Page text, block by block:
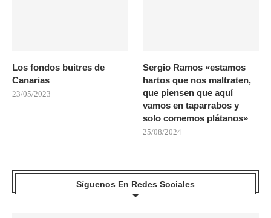
Los fondos buitres de
Canarias
23/05/2023
Sergio Ramos «estamos
hartos que nos maltraten,
que piensen que aquí
vamos en taparrabos y
solo comemos plátanos»
25/08/2024
Síguenos En Redes Sociales